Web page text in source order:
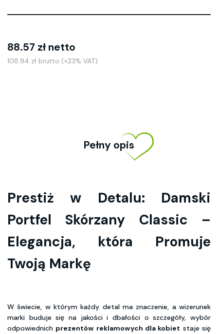
88.57 zł netto
108.94 zł brutto (+23% VAT)
Pełny opis
Prestiż w Detalu: Damski
Portfel Skórzany Classic –
Elegancja, która Promuje
Twoją Markę
W świecie, w którym każdy detal ma znaczenie, a wizerunek
marki buduje się na jakości i dbałości o szczegóły, wybór
odpowiednich prezentów reklamowych dla kobiet staje się